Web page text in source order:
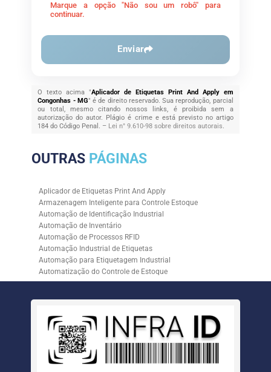
Marque a opção "Não sou um robô" para
continuar.
Enviar
O texto acima "Aplicador de Etiquetas Print And Apply em
Congonhas - MG" é de direito reservado. Sua reprodução, parcial
ou total, mesmo citando nossos links, é proibida sem a
autorização do autor. Plágio é crime e está previsto no artigo
184 do Código Penal. – Lei n° 9.610-98 sobre direitos autorais.
OUTRAS PÁGINAS
Aplicador de Etiquetas Print And Apply
Armazenagem Inteligente para Controle Estoque
Automação de Identificação Industrial
Automação de Inventário
Automação de Processos RFID
Automação Industrial de Etiquetas
Automação para Etiquetagem Industrial
Automatização do Controle de Estoque
Controle de Estoque com RFID
Empresa de Automação para Processos Logísticos
Empresa de Rastreabilidade Industrial
Empresa de Soluções para Etiquetagem
Empresa Especializada em Inventário de Estoque
Etiqueta RFID para Controle de Estoque